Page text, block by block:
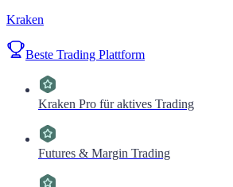
Kraken
Beste Trading Plattform
Kraken Pro für aktives Trading
Futures & Margin Trading